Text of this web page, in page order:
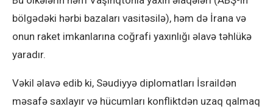
bölgədəki hərbi bazaları vasitəsilə), həm də İrana və
onun raket imkanlarına coğrafi yaxınlığı əlavə təhlükə
yaradır.
Vəkil əlavə edib ki, Səudiyyə diplomatları İsraildən
məsafə saxlayır və hücumları konfliktdən uzaq qalmaq